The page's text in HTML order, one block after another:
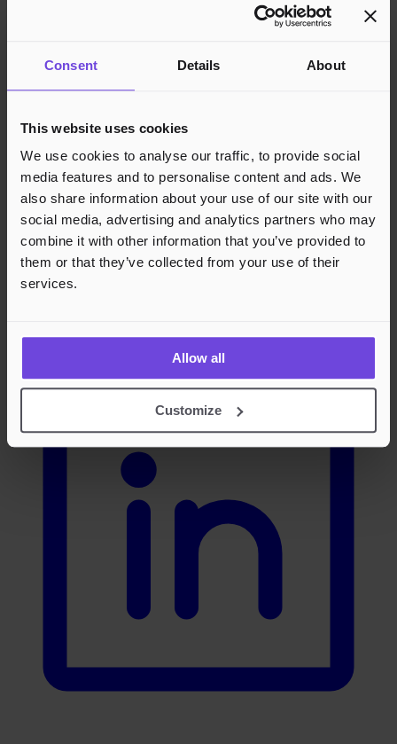
Consent Details About
This website uses cookies
We use cookies to analyse our traffic, to provide social
media features and to personalise content and ads. We
also share information about your use of our site with our
social media, advertising and analytics partners who may
combine it with other information that you’ve provided to
them or that they’ve collected from your use of their
services.
Allow all
Customize
LinkedIn